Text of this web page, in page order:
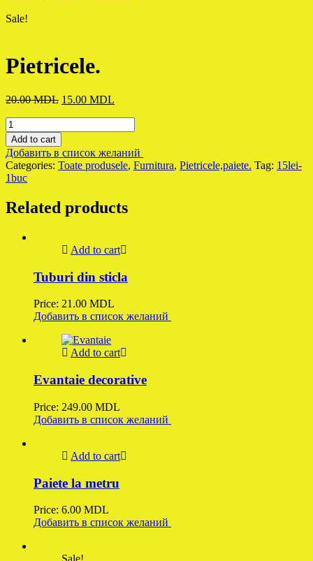
Sale!
Pietricele.
20.00MDL Original
20.00 MDL.
15.00 MDL
Pietricele.
quantity
Add to cart
Добавить в список желаний
Categories: Toate produsele, Furnitura, Pietricele,paiete. Tag: 15lei-
1buc
Related products
Add to cart
Tuburi din sticla
Price: 21.00 MDL
Добавить в список желаний
Add to cart
Evantaie decorative
Price: 249.00 MDL
Добавить в список желаний
Add to cart
Paiete la metru
Price: 6.00 MDL
Добавить в список желаний